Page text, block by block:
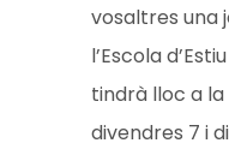
vosaltres una
l’Escola
tindrà lloc a la
divendres 7 i